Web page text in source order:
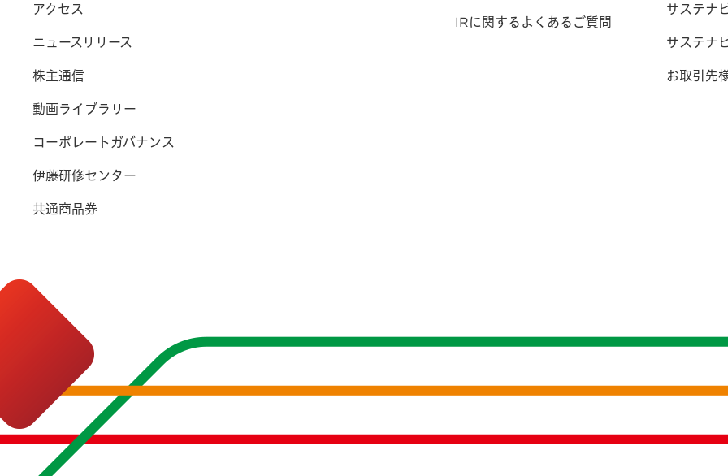
アクセス
ニュースリリース
株主通信
動画ライブラリー
コーポレートガバナンス
伊藤研修センター
共通商品券
IRに関するよくあるご質問
サステナ
サステナ
お取引先